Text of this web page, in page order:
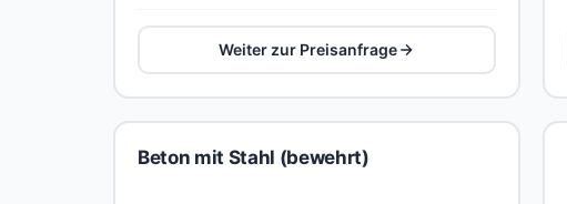
Weiter zur Preisanfrage
Beton mit Stahl (bewehrt)